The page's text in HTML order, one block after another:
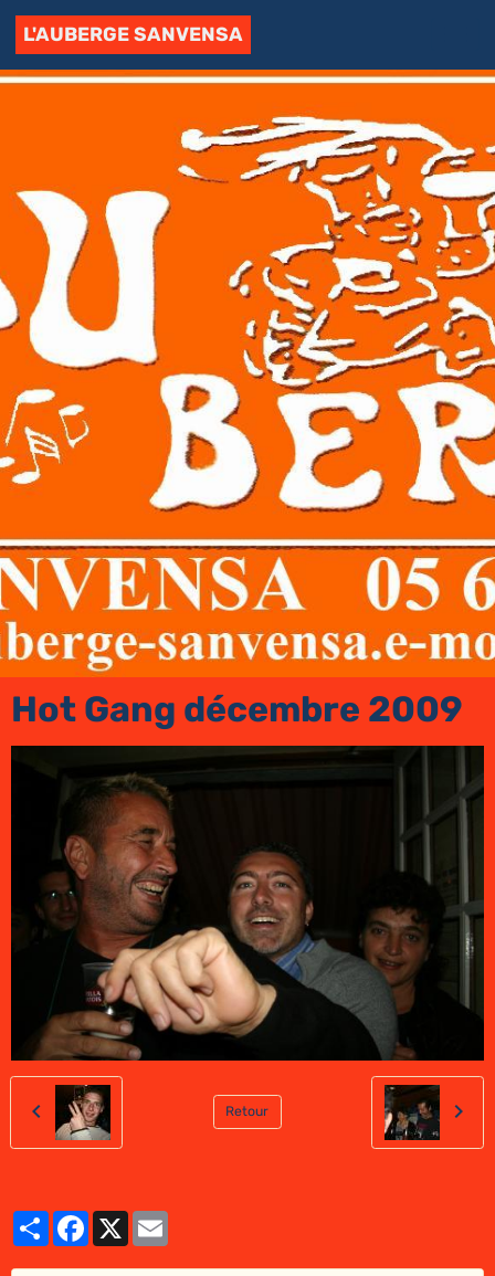
L'AUBERGE SANVENSA
Hot Gang décembre 2009
Retour
PartagerFacebook
X